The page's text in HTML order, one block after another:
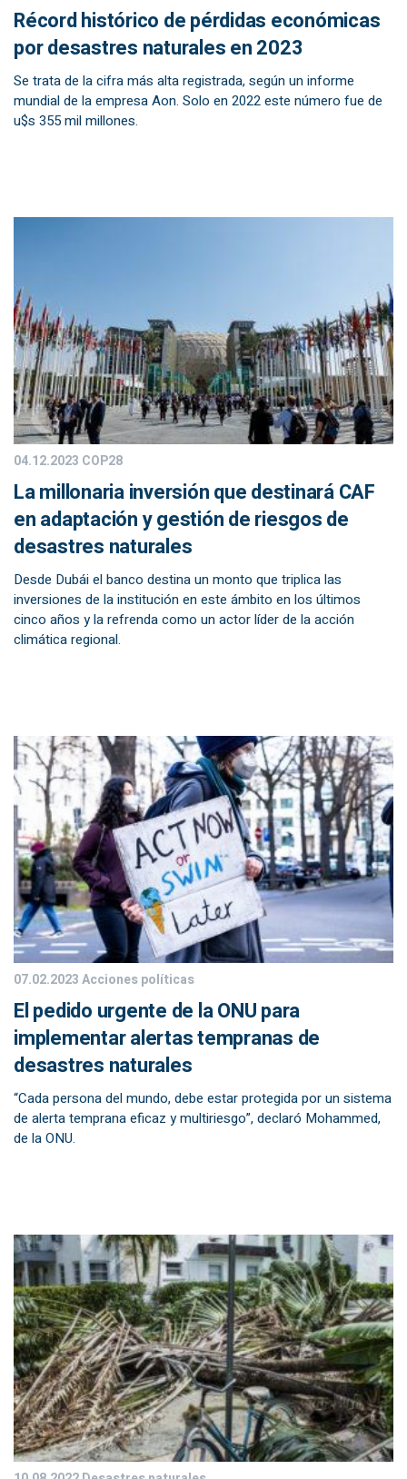
Récord histórico de pérdidas económicas
por desastres naturales en 2023
Se trata de la cifra más alta registrada, según un informe
mundial de la empresa Aon. Solo en 2022 este número fue de
u$s 355 mil millones.
04.12.2023 COP28
La millonaria inversión que destinará CAF
en adaptación y gestión de riesgos de
desastres naturales
Desde Dubái el banco destina un monto que triplica las
inversiones de la institución en este ámbito en los últimos
cinco años y la refrenda como un actor líder de la acción
climática regional.
07.02.2023Acciones políticas
El pedido urgente de la ONU para
implementar alertas tempranas de
desastres naturales
“Cada persona del mundo, debe estar protegida por un sistema
de alerta temprana eficaz y multiriesgo”, declaró Mohammed,
de la ONU.